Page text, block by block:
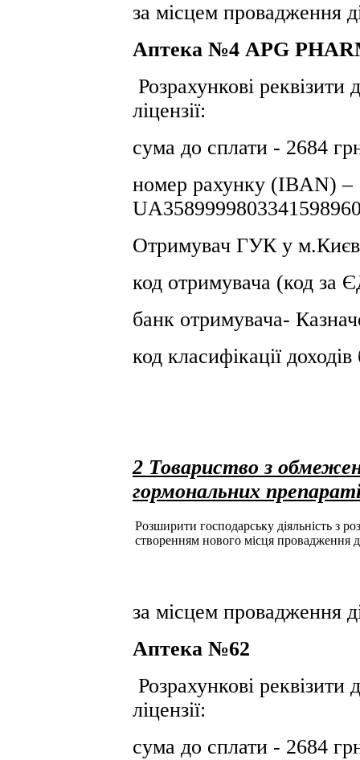
за місцем провадження
Аптека №4 APG
Розрахункові
ліцензії:
сума до сплати - 2684
номер рахунку (IBAN) –
Отримувач ГУК у
код отримувача (код
банк отримувача-
код класифікації
2 Товариство з
гормональних
Розширити господарську діяльність з
створенням нового місця провадження
за місцем провадження
Аптека №62
Розрахункові
ліцензії:
сума до сплати - 2684